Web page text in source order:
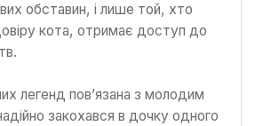
обставин, і лише той, хто
кота, отримає доступ до
легенд пов’язана з молодим
закохався в дочку одного